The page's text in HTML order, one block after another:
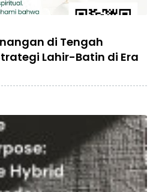
di Tengah
Lahir-Batin di Era